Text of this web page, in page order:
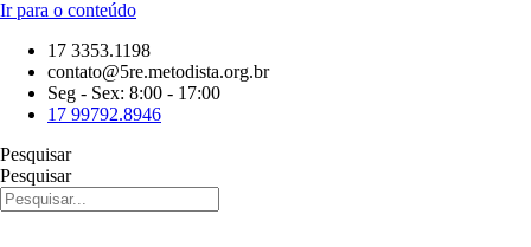
Ir para o conteúdo
17 3353.1198
contato@5re.metodista.org.br
Seg - Sex: 8:00 - 17:00
17 99792.8946
Pesquisar
Pesquisar